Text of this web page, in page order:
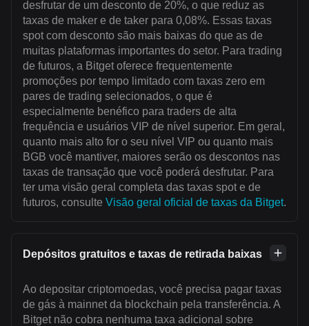
desfrutar de um desconto de 20%, o que reduz as
taxas de maker e de taker para 0,08%. Essas taxas
spot com desconto são mais baixas do que as de
muitas plataformas importantes do setor. Para trading
de futuros, a Bitget oferece frequentemente
promoções por tempo limitado com taxas zero em
pares de trading selecionados, o que é
especialmente benéfico para traders de alta
frequência e usuários VIP de nível superior. Em geral,
quanto mais alto for o seu nível VIP ou quanto mais
BGB você mantiver, maiores serão os descontos nas
taxas de transação que você poderá desfrutar. Para
ter uma visão geral completa das taxas spot e de
futuros, consulte Visão geral oficial de taxas da Bitget.
Depósitos gratuitos e taxas de retirada baixas
Ao depositar criptomoedas, você precisa pagar taxas
de gás à mainnet da blockchain pela transferência. A
Bitget não cobra nenhuma taxa adicional sobre